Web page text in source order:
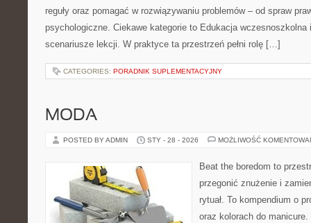
reguły oraz pomagać w rozwiązywaniu problemów – od spraw
psychologiczne. Ciekawe kategorie to Edukacja wczesnoszkolna
scenariusze lekcji. W praktyce ta przestrzeń pełni rolę […]
CATEGORIES: PORADNIK SUPLEMENTACYJNY
MODA
POSTED BY ADMIN STY - 28 - 2026 MOŻLIWOŚĆ
Beat the boredom to
przegonić znużenie i
rytuał. To kompendium o
oraz kolorach do